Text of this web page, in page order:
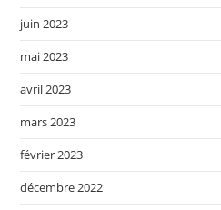
juin 2023
mai 2023
avril 2023
mars 2023
février 2023
décembre 2022